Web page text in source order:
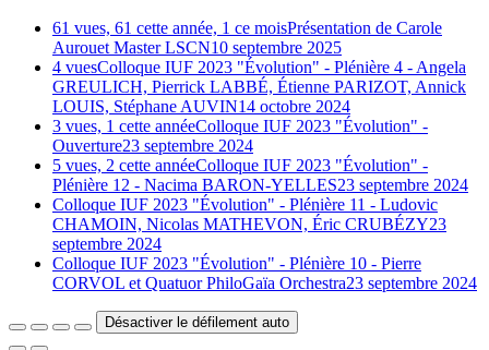
61 vues, 61 cette année, 1 ce moisPrésentation de Carole
Aurouet Master LSCN10 septembre 2025
4 vuesColloque IUF 2023 "Évolution" - Plénière 4 - Angela
GREULICH, Pierrick LABBÉ, Étienne PARIZOT, Annick
LOUIS, Stéphane AUVIN14 octobre 2024
3 vues, 1 cette annéeColloque IUF 2023 "Évolution" -
Ouverture23 septembre 2024
5 vues, 2 cette annéeColloque IUF 2023 "Évolution" -
Plénière 12 - Nacima BARON-YELLES23 septembre 2024
Colloque IUF 2023 "Évolution" - Plénière 11 - Ludovic
CHAMOIN, Nicolas MATHEVON, Éric CRUBÉZY23
septembre 2024
Colloque IUF 2023 "Évolution" - Plénière 10 - Pierre
CORVOL et Quatuor PhiloGaïa Orchestra23 septembre 2024
Désactiver le défilement auto